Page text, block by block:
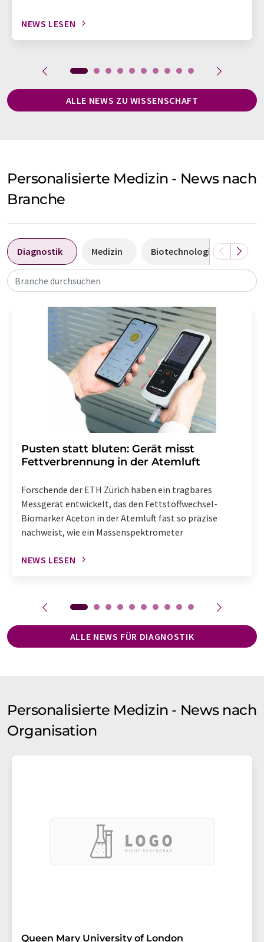
NEWS LESEN
ALLE NEWS ZU WISSENSCHAFT
Personalisierte Medizin - News nach
Branche
Diagnostik Medizin Biotechnologie
Branche durchsuchen
Pusten statt bluten: Gerät misst
Fettverbrennung in der Atemluft
Forschende der ETH Zürich haben ein tragbares
Messgerät entwickelt, das den Fettstoffwechsel-
Biomarker Aceton in der Atemluft fast so präzise
nachweist, wie ein Massenspektrometer
NEWS LESEN
ALLE NEWS FÜR DIAGNOSTIK
Personalisierte Medizin - News nach
Organisation
Queen Mary University of London